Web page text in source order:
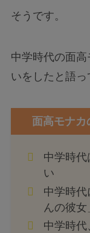
そうです。
中学時代の面
いをしたと語っ
面高モナカ
中学時
い
中学時代
んの彼
中学時